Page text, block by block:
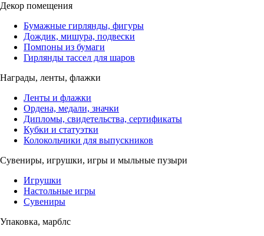
Декор помещения
Бумажные гирлянды, фигуры
Дождик, мишура, подвески
Помпоны из бумаги
Гирлянды тассел для шаров
Награды, ленты, флажки
Ленты и флажки
Ордена, медали, значки
Дипломы, свидетельства, сертификаты
Кубки и статуэтки
Колокольчики для выпускников
Сувениры, игрушки, игры и мыльные пузыри
Игрушки
Настольные игры
Сувениры
Упаковка, марблс